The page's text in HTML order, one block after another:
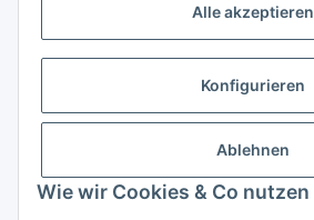
Alle akzeptieren
Konfigurieren
Ablehnen
Wie wir Cookies & Co nutzen
Gesetzliche Informationen